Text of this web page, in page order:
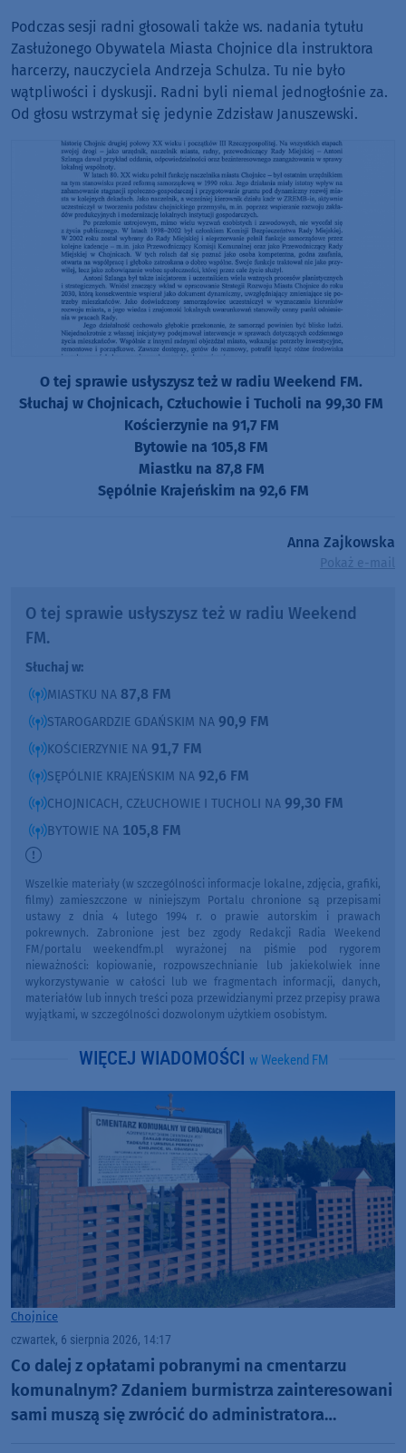
Podczas sesji radni głosowali także ws. nadania tytułu
Zasłużonego Obywatela Miasta Chojnice dla instruktora
harcerzy, nauczyciela Andrzeja Schulza. Tu nie było
wątpliwości i dyskusji. Radni byli niemal jednogłośnie za.
Od głosu wstrzymał się jedynie Zdzisław Januszewski.
O tej sprawie usłyszysz też w radiu Weekend FM.
Słuchaj w Chojnicach, Człuchowie i Tucholi na 99,30 FM
Kościerzynie na 91,7 FM
Bytowie na 105,8 FM
Miastku na 87,8 FM
Sępólnie Krajeńskim na 92,6 FM
Anna Zajkowska
Pokaż e-mail
O tej sprawie usłyszysz też w radiu Weekend
FM.
Słuchaj w:
MIASTKU NA 87,8 FM
STAROGARDZIE GDAŃSKIM NA 90,9 FM
KOŚCIERZYNIE NA 91,7 FM
SĘPÓLNIE KRAJEŃSKIM NA 92,6 FM
CHOJNICACH, CZŁUCHOWIE I TUCHOLI NA 99,30 FM
BYTOWIE NA 105,8 FM
Wszelkie materiały (w szczególności informacje lokalne, zdjęcia, grafiki,
filmy) zamieszczone w niniejszym Portalu chronione są przepisami
ustawy z dnia 4 lutego 1994 r. o prawie autorskim i prawach
pokrewnych. Zabronione jest bez zgody Redakcji Radia Weekend
FM/portalu weekendfm.pl wyrażonej na piśmie pod rygorem
nieważności: kopiowanie, rozpowszechnianie lub jakiekolwiek inne
wykorzystywanie w całości lub we fragmentach informacji, danych,
materiałów lub innych treści poza przewidzianymi przez przepisy prawa
wyjątkami, w szczególności dozwolonym użytkiem osobistym.
WIĘCEJ WIADOMOŚCI w Weekend FM
Chojnice
czwartek, 6 sierpnia 2026, 14:17
Co dalej z opłatami pobranymi na cmentarzu
komunalnym? Zdaniem burmistrza zainteresowani
sami muszą się zwrócić do administratora